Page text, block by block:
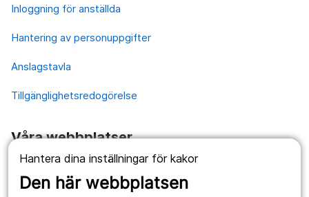
Hantera dina inställningar för kakor
Den här webbplatsen
Inloggning för anställda
Hantering av personuppgifter
Anslagstavla
Tillgänglighetsredogörelse
Våra webbplatser
1177.se
Länstrafiken